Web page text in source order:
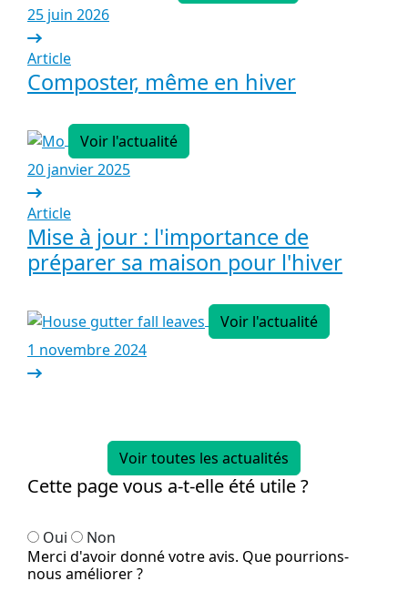
25 juin 2026
Article
Composter, même en hiver
Voir l'actualité
20 janvier 2025
Article
Mise à jour : l'importance de
préparer sa maison pour l'hiver
Voir l'actualité
1 novembre 2024
Voir toutes les actualités
Cette page vous a-t-elle été utile ?
Oui
Non
Merci d'avoir donné votre avis. Que pourrions-
nous améliorer ?